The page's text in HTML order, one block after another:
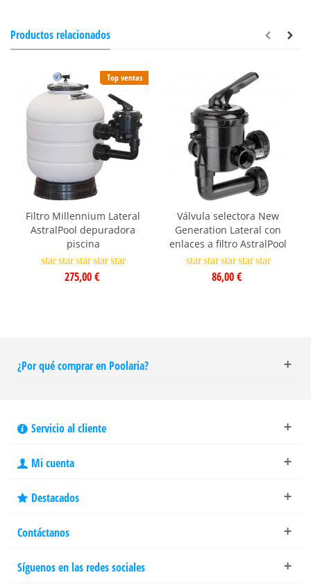
Productos relacionados
Top ventas
Filtro Millennium Lateral
AstralPool depuradora
piscina
star star star star star
275,00 €
Válvula selectora New
Generation Lateral con
enlaces a filtro AstralPool
star star star star star
86,00 €
¿Por qué comprar en Poolaria?
Servicio al cliente
Mi cuenta
Destacados
Contáctanos
Síguenos en las redes sociales